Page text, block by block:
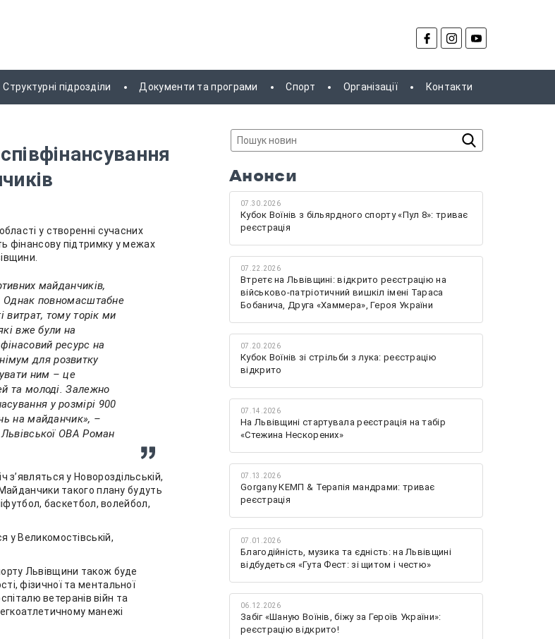
Структурні підрозділи Документи та програми Спорт Організації Контакти
у створенні сучасних
фінансову підтримку у межах
майданчиків,
Однак повномасштабне
витрат, тому торік ми
вже були на
ресурс на
для розвитку
ним – це
та молоді. Залежно
у розмірі 900
на майданчик», –
Львівської ОВА Роман
з’являться у Новороздільській,
такого плану будуть
баскетбол, волейбол,
у Великомостівській,
Львівщини також буде
фізичної та ментальної
ветеранів війн та
манежі
Анонси
07.30.2026
Кубок Воїнів з більярдного спорту «Пул 8»: триває
реєстрація
07.22.2026
Втретє на Львівщині: відкрито реєстрацію на
військово-патріотичний вишкіл імені Тараса
Бобанича, Друга «Хаммера», Героя України
07.20.2026
Кубок Воїнів зі стрільби з лука: реєстрацію
відкрито
07.14.2026
На Львівщині стартувала реєстрація на табір
«Стежина Нескорених»
07.13.2026
Gorgany КЕМП & Терапія мандрами: триває
реєстрація
07.01.2026
Благодійність, музика та єдність: на Львівщині
відбудеться «Гута Фест: зі щитом і честю»
06.12.2026
Забіг «Шаную Воїнів, біжу за Героїв України»:
реєстрацію відкрито!